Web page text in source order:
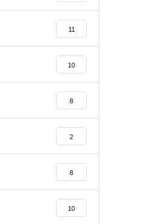
11
10
8
2
8
10